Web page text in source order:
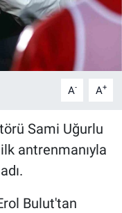
A- A+
Sami Uğurlu
antrenmanıyla
Bulut'tan